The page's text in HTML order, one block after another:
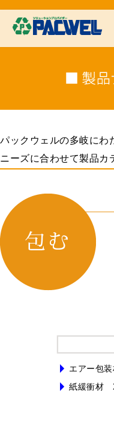
パックウェルの多岐にわ
ニーズに合わせて製品カ
エアー包
紙緩衝材